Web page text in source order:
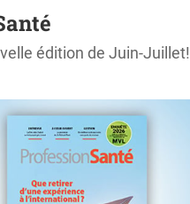
édition de Juin-Juillet!